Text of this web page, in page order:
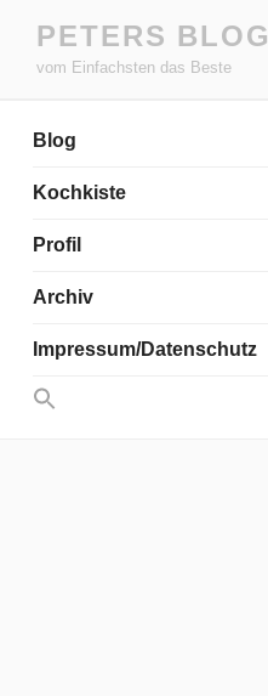
Inhalt
springen
PETERS BLOG
vom Einfachsten das Beste
Blog
Kochkiste
Profil
Archiv
Impressum/Datenschutz
Search
for: